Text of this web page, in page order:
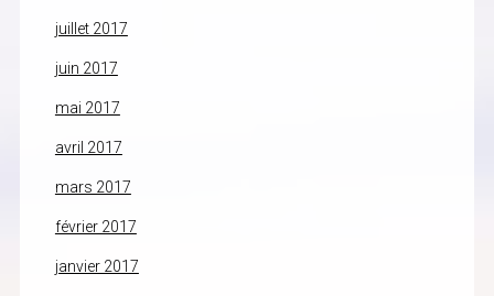
juillet 2017
juin 2017
mai 2017
avril 2017
mars 2017
février 2017
janvier 2017